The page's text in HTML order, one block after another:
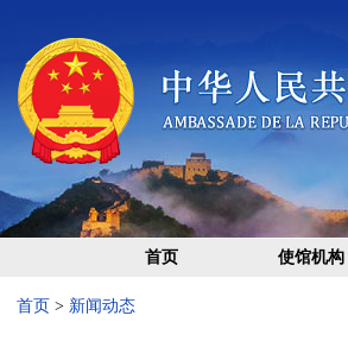
首页 使馆机构
首页 > 新闻动态